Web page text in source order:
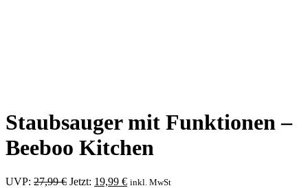
Staubsauger mit Funktionen –
Beeboo Kitchen
UVP: 27,99€ Ursprünglicher
Jetzt: 19,99 €Aktueller
inkl. MwSt